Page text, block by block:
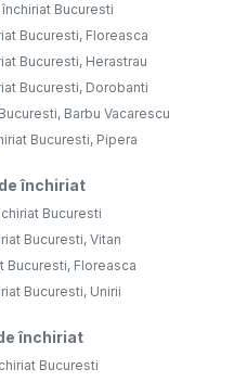
Bucuresti
Bucuresti, Floreasca
Bucuresti, Herastrau
Bucuresti, Dorobanti
Barbu Vacarescu
Bucuresti, Pipera
închiriat
Bucuresti
Bucuresti, Vitan
Bucuresti, Floreasca
Bucuresti, Unirii
închiriat
Bucuresti